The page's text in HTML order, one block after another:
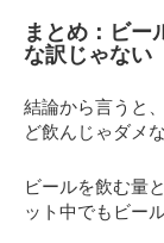
まとめ：ビー
な訳じゃない
結論から言うと
ど飲んじゃダメ
ビールを飲む量
ット中でもビー